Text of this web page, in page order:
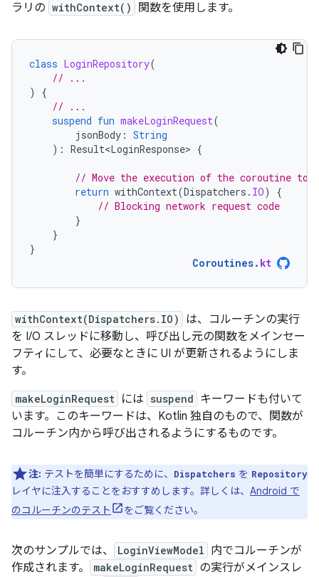
ラリの withContext() 関数を使用します。
class LoginRepository(
// ...
)
{
// ...
suspend fun makeLoginRequest(
jsonBody : String
): Result<LoginResponse> {
// Move the execution of the coroutine to
return withContext(Dispatchers . IO)
{
// Blocking network request code
}
}
}
Coroutines. kt
withContext(Dispatchers.IO)
は、コルーチンの実行
を I/O スレッドに移動し、呼び出し元の関数をメインセー
フティにして、必要なときに UI が更新されるようにしま
す。
makeLoginRequest には suspend キーワードも付いて
います。このキーワードは、Kotlin 独自のもので、関数が
コルーチン内から呼び出されるようにするものです。
注: テストを簡単にするために、 Dispatchers を Repository
レイヤに注入することをおすすめします。詳しくは、 Android で
のコルーチンのテスト
をご覧ください。
次のサンプルでは、 LoginViewModel 内でコルーチンが
作成されます。
makeLoginRequest の実行がメインスレ